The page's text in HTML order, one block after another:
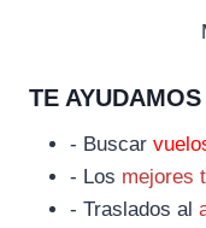
TE
- Buscar
- Los mejores
- Traslados al